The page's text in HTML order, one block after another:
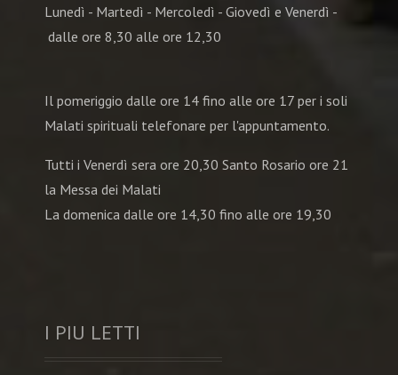
Lunedì - Martedì - Mercoledì - Giovedì e Venerdì -
dalle ore 8,30 alle ore 12,30
Il pomeriggio dalle ore 14 fino alle ore 17 per i soli
Malati spirituali telefonare per l'appuntamento.
Tutti i Venerdì sera ore 20,30 Santo Rosario ore 21
la Messa dei Malati
La domenica dalle ore 14,30 fino alle ore 19,30
I PIU LETTI